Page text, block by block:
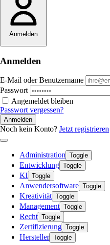
Anmelden
Anmelden
E-Mail oder Benutzername
Passwort
Angemeldet bleiben
Passwort vergessen?
Anmelden
Noch kein Konto? Jetzt registrieren
Administration Toggle
Entwicklung Toggle
KI Toggle
Anwendersoftware Toggle
Kreativität Toggle
Management Toggle
Recht Toggle
Zertifizierung Toggle
Hersteller Toggle